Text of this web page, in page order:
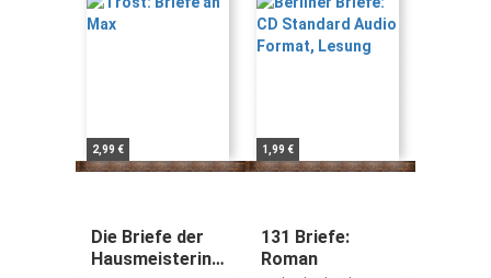
2,99 € 1,99 €
Die Briefe der
Hausmeisterin
131 Briefe:
Roman